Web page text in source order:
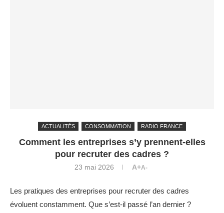
ACTUALITÉS CONSOMMATION RADIO FRANCE
Comment les entreprises s’y prennent-elles
pour recruter des cadres ?
23 mai 2026 A+A-
Les pratiques des entreprises pour recruter des cadres
évoluent constamment. Que s’est-il passé l’an dernier ?